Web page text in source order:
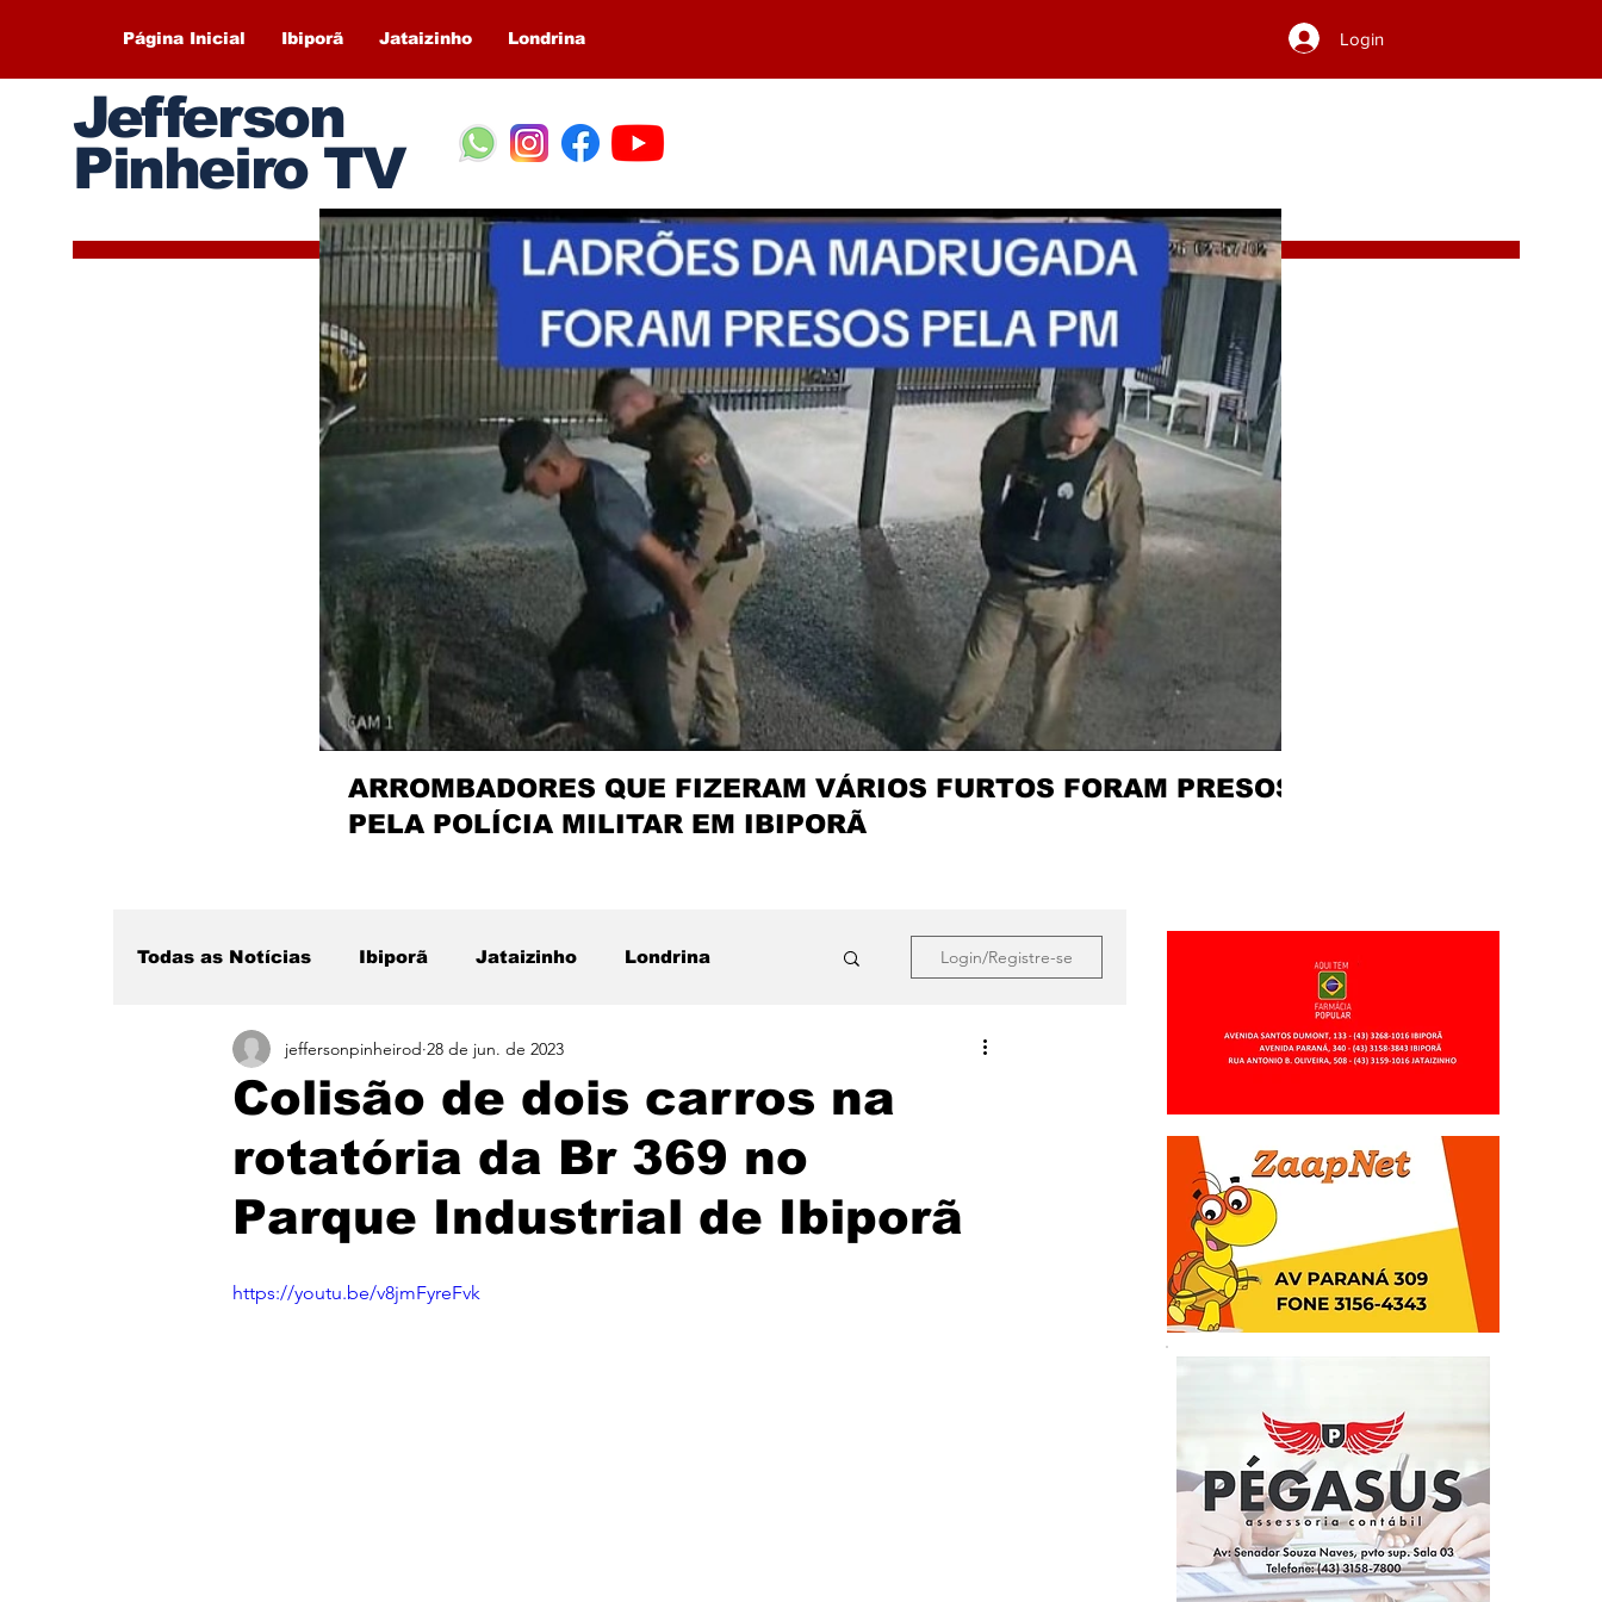
Página Inicial Ibiporã Jataizinho Londrina Login
Jefferson
Pinheiro TV
ARROMBADORES QUE FIZERAM VÁRIOS FURTOS FORAM PRESOS
PELA POLÍCIA MILITAR EM IBIPORÃ
Todas as Notícias Ibiporã Jataizinho Londrina
Região Sertanópolis Destaque
Login/Registre-se
Colisão de dois carros na
rotatória da Br 369 no
Parque Industrial de Ibiporã
jeffersonpinheirod 28 de jun. de 2023
https://youtu.be/v8jmFyreFvk